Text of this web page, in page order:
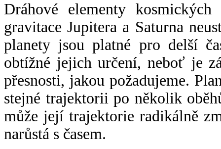
Dráhové elementy
gravitace Jupitera a Saturna
planety jsou platné pro delší
obtížné jejich určení, neboť je
přesnosti, jakou požadujeme.
stejné trajektorii po několik
může její trajektorie radikálně
narůstá s časem.